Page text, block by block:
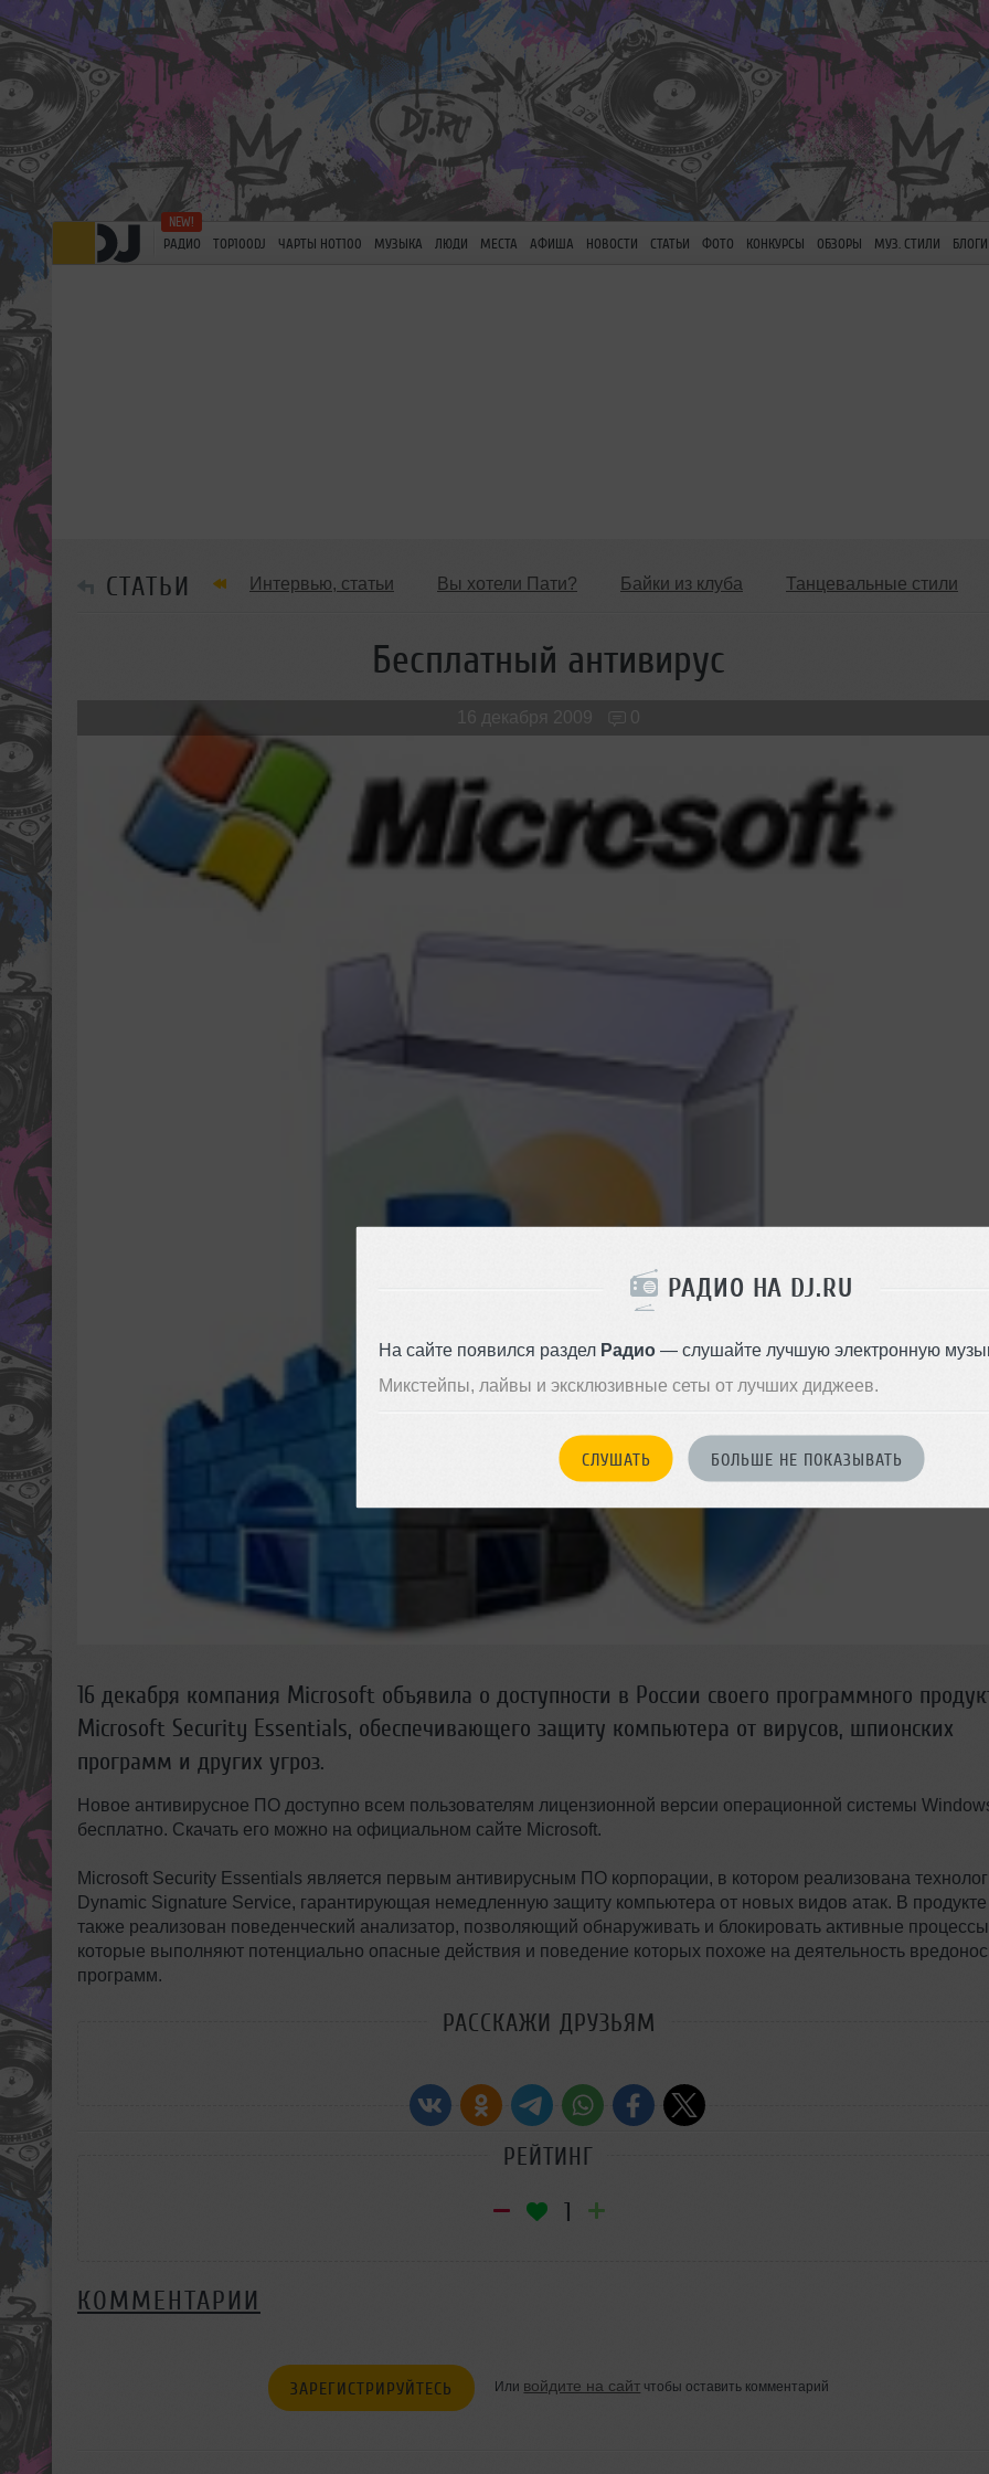
РАДИО НА DJ.RU
На сайте появился раздел Радио— слушайте лучшую электронную
Микстейпы, лайвы и эксклюзивные сеты от лучших диджеев.
СЛУШАТЬ БОЛЬШЕ НЕ ПОКАЗЫВАТЬ
РАДИО TOP100DJ ЧАРТЫ HOT100 МУЗЫКА ЛЮДИ МЕСТА АФИША НОВОСТИ СТАТЬИ ФОТО КОНКУРСЫ ОБЗОРЫ МУЗ. СТИЛИ БЛОГИ
СТАТЬИ Интервью, статьи Вы хотели Пати? Байки из клуба Танцевальные стили
Обзоры Вечеринок и КлубовБесплатный антивирус
16 декабря компания Microsoft объявила о доступности в России своего программного
Microsoft Security Essentials, обеспечивающего защиту компьютера от вирусов, шпионских
программ и других угроз.
Новое антивирусное ПО доступно всем пользователям лицензионной версии операционной системы
бесплатно. Скачать его можно на официальном сайте Microsoft.
Microsoft Security Essentials является первым антивирусным ПО корпорации, в котором реализована
Dynamic Signature Service, гарантирующая немедленную защиту компьютера от новых видов атак. В продукте
также реализован поведенческий анализатор, позволяющий обнаруживать и блокировать активные
которые выполняют потенциально опасные действия и поведение которых похоже на деятельность
программ.
РАССКАЖИ ДРУЗЬЯМ
РЕЙТИНГ
1
КОММЕНТАРИИ
ЗАРЕГИСТРИРУЙТЕСЬ Или войдите на сайт чтобы оставить комментарий